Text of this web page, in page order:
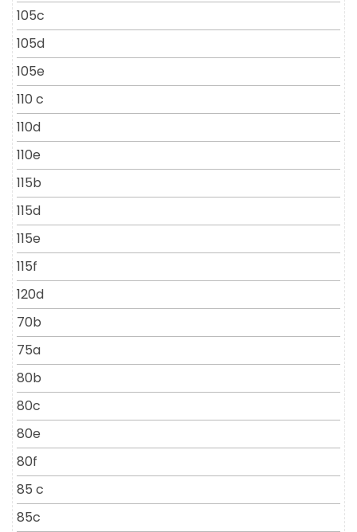
105c
105d
105e
110 c
110d
110e
115b
115d
115e
115f
120d
70b
75a
80b
80c
80e
80f
85 c
85c